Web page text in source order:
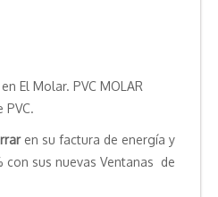
El Molar. PVC MOLAR
PVC.
en su factura de energía y
con sus nuevas Ventanas de